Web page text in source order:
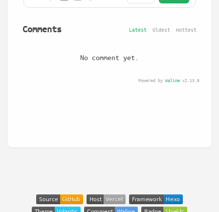
Comments Latest Oldest Hottest
No comment yet.
Powered by Waline v2.15.8